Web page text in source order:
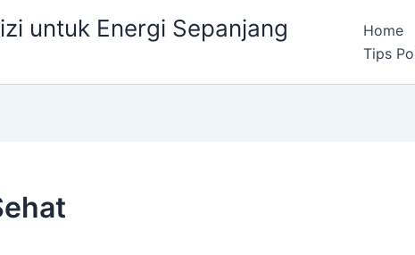
untuk Energi Sepanjang
Home
Tips